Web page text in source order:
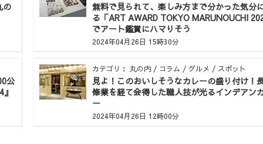
の
無料で見られて、楽しみ方まで分かった気分
る「ART AWARD TOKYO MARUNOUCHI
でアート鑑賞にハマりそう
2024年04月26日 15時30分
公
カテゴリ： 丸の内 / コラム / グルメ / スポット
見よ！このおいしそうなカレーの盛り付け！
修業を経て会得した職人技が光るインデアン
ー
2024年04月26日 12時00分